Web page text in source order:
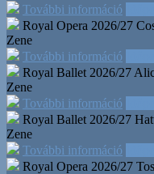
További információ
Royal Opera 2026/27
Zene
További információ
Royal Ballet 2026/27
Zene
További információ
Royal Ballet 2026/27
Zene
További információ
Royal Opera 2026/27